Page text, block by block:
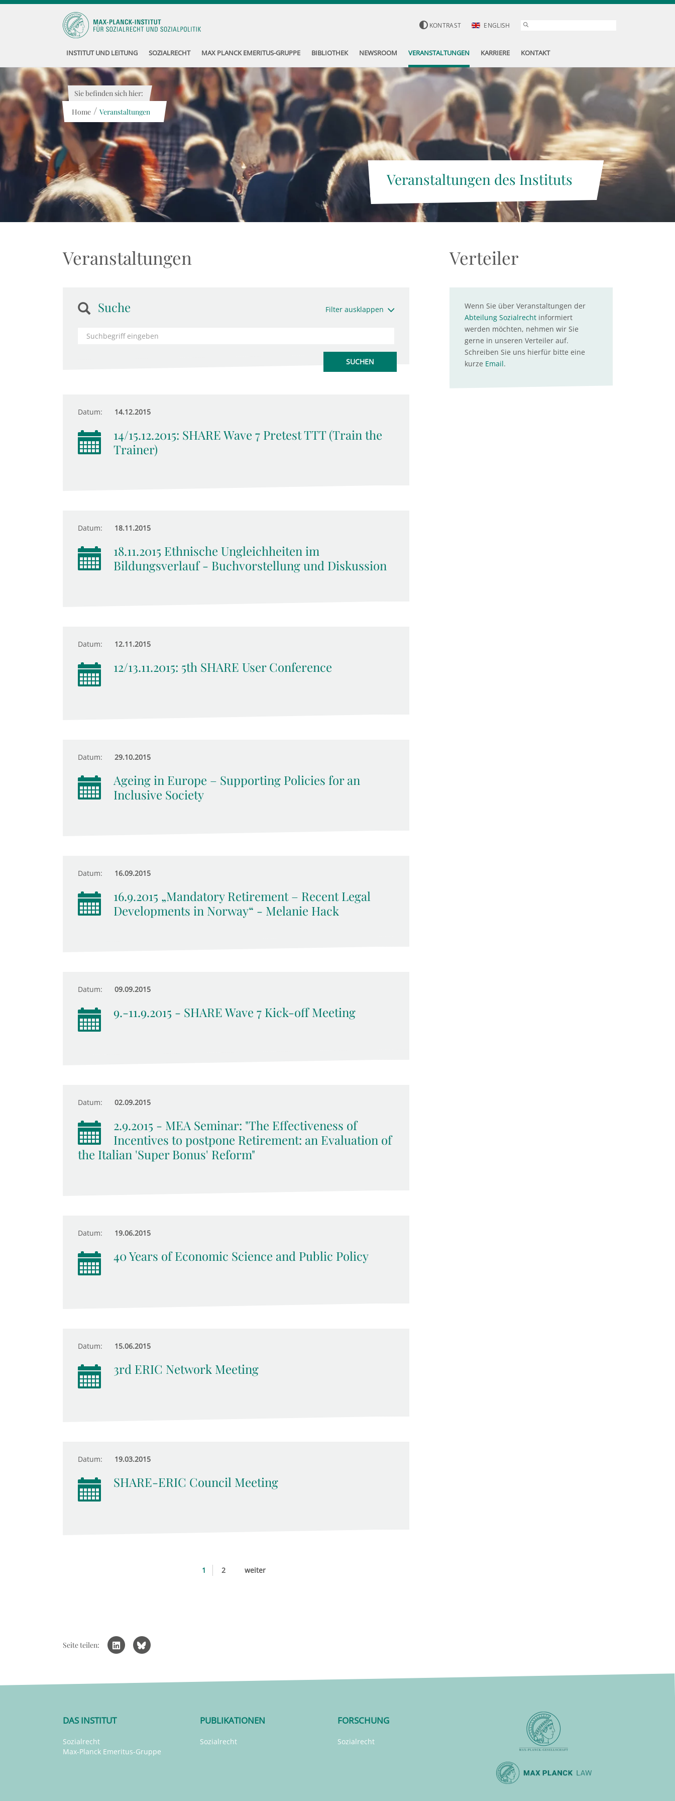
KONTRAST ENGLISH
INSTITUT UND LEITUNG SOZIALRECHT MAX PLANCK EMERITUS-GRUPPE BIBLIOTHEK NEWSROOM VERANSTALTUNGEN KARRIERE KONTAKT
Veranstaltungen des Instituts
Sie befinden sich hier:
Home / Veranstaltungen
Veranstaltungen
Suche Filter ausklappen
Datum: 14.12.2015
14/15.12.2015: SHARE Wave 7 Pretest TTT (Train the
Trainer)
Datum: 18.11.2015
18.11.2015 Ethnische Ungleichheiten im
Bildungsverlauf - Buchvorstellung und Diskussion
Datum: 12.11.2015
12/13.11.2015: 5th SHARE User Conference
Datum: 29.10.2015
Ageing in Europe – Supporting Policies for an
Inclusive Society
Datum: 16.09.2015
16.9.2015 „Mandatory Retirement – Recent Legal
Developments in Norway“ - Melanie Hack
Datum: 09.09.2015
9.-11.9.2015 - SHARE Wave 7 Kick-off Meeting
Datum: 02.09.2015
2.9.2015 - MEA Seminar: "The Effectiveness of
Incentives to postpone Retirement: an Evaluation of
the Italian 'Super Bonus' Reform"
Datum: 19.06.2015
40 Years of Economic Science and Public Policy
Datum: 15.06.2015
3rd ERIC Network Meeting
Datum: 19.03.2015
SHARE-ERIC Council Meeting
1 2 weiter
Verteiler
Wenn Sie über Veranstaltungen der
Abteilung Sozialrechtinformiert
werden möchten, nehmen wir Sie
gerne in unseren Verteiler auf.
Schreiben Sie uns hierfür bitte eine
kurze Email.
Seite teilen:
DAS INSTITUT
Sozialrecht
Max-Planck Emeritus-Gruppe
PUBLIKATIONEN
Sozialrecht
FORSCHUNG
Sozialrecht